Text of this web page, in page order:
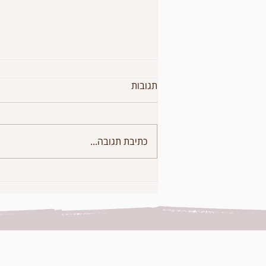
האינטואיטיבית
תגובות
כתיבת תגובה...